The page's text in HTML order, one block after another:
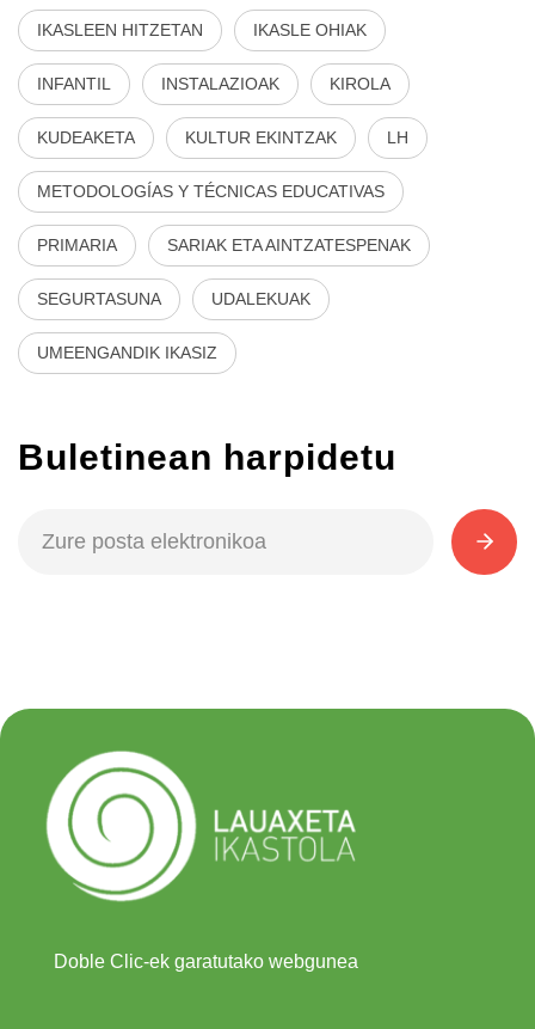
IKASLEEN HITZETAN IKASLE OHIAK
INFANTIL INSTALAZIOAK KIROLA
KUDEAKETA KULTUR EKINTZAK LH
METODOLOGÍAS Y TÉCNICAS EDUCATIVAS
PRIMARIA SARIAK ETA AINTZATESPENAK
SEGURTASUNA UDALEKUAK
UMEENGANDIK IKASIZ
Buletinean harpidetu
Doble Clic-ek garatutako webgunea